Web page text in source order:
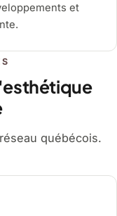
et
québécois.